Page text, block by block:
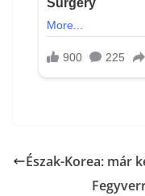
Észak-Korea: már